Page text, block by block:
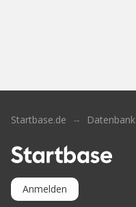
Startbase.de Datenbank
Anmelden